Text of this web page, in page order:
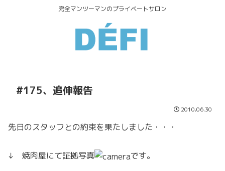
完全マンツーマンのプライベートサロン
#175、追伸報告
2010.06.30
先日のスタッフとの約束を果たしました・・・
↓ 焼肉屋にて証拠写真 です。